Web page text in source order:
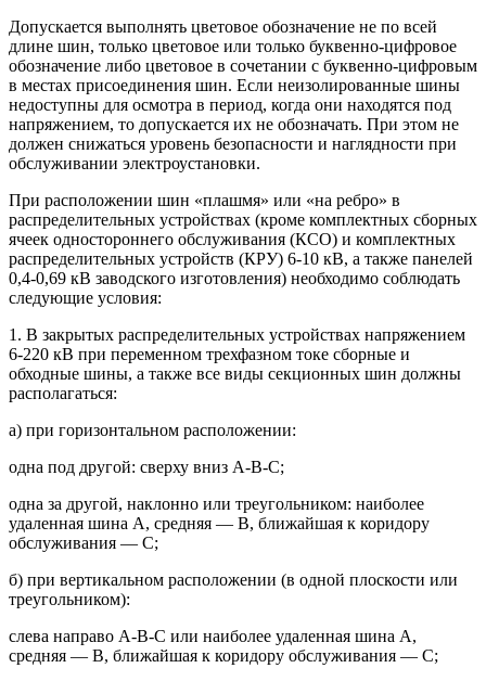
Допускается выполнять цветовое обозначение не по всей
длине шин, только цветовое или только буквенно-цифровое
обозначение либо цветовое в сочетании с буквенно-цифровым
в местах присоединения шин. Если неизолированные шины
недоступны для осмотра в период, когда они находятся под
напряжением, то допускается их не обозначать. При этом не
должен снижаться уровень безопасности и наглядности при
обслуживании электроустановки.
При расположении шин «плашмя» или «на ребро» в
распределительных устройствах (кроме комплектных сборных
ячеек одностороннего обслуживания (КСО) и комплектных
распределительных устройств (КРУ) 6-10 кВ, а также панелей
0,4-0,69 кВ заводского изготовления) необходимо соблюдать
следующие условия:
1. В закрытых распределительных устройствах напряжением
6-220 кВ при переменном трехфазном токе сборные и
обходные шины, а также все виды секционных шин должны
располагаться:
а) при горизонтальном расположении:
одна под другой: сверху вниз А-В-С;
одна за другой, наклонно или треугольником: наиболее
удаленная шина А, средняя — В, ближайшая к коридору
обслуживания — С;
б) при вертикальном расположении (в одной плоскости или
треугольником):
слева направо А-В-С или наиболее удаленная шина А,
средняя — В, ближайшая к коридору обслуживания — С;